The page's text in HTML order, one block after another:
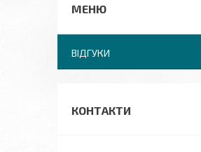
ВІДГУКИ
КОНТАКТИ